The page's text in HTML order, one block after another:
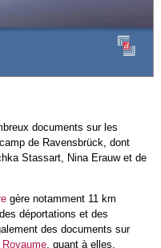
documents sur les
de Ravensbrück, dont
Stassart, Nina Erauw et de
gère notamment 11 km
déportations et des
des documents sur
, quant à elles,